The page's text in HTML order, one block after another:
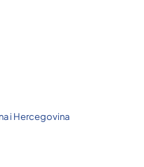
i Hercegovina